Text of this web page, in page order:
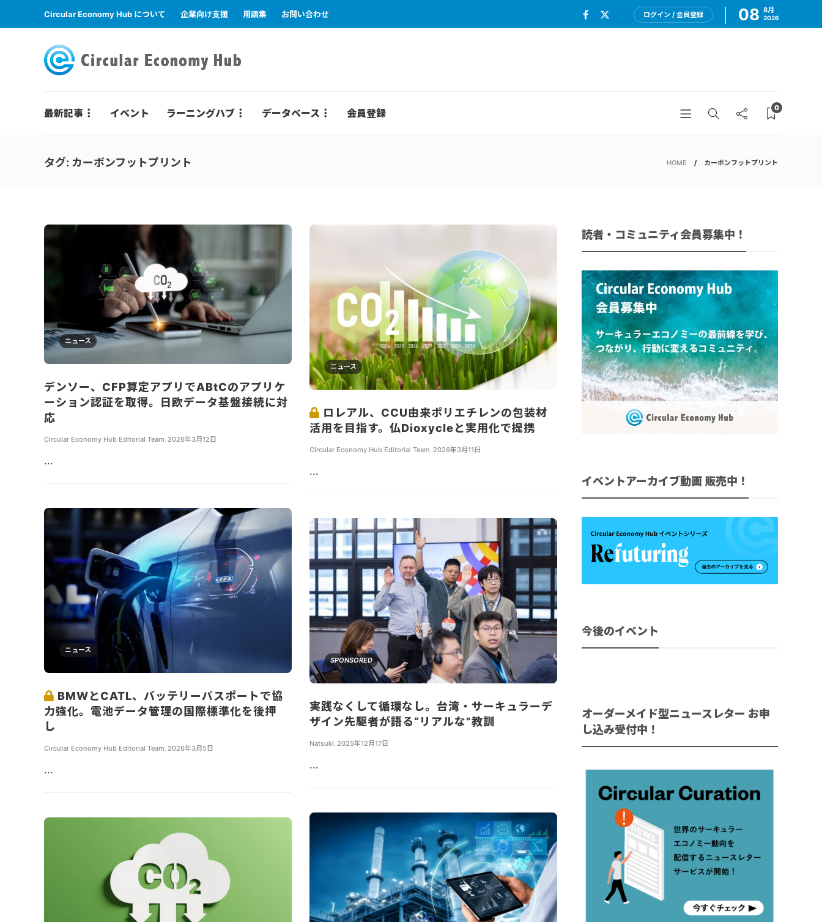
Circular Economy Hub について 企業向け支援 用語集 お問い合わせ ログイン / 会員登録 08 8月
2026
最新記事 イベント ラーニングハブ データベース 会員登録 0
タグ: カーボンフットプリント HOME カーボンフットプリント
ニュース
デンソー、CFP算定アプリでABtCのアプリケ
ーション認証を取得。日欧データ基盤接続に対
応
Circular Economy Hub Editorial Team 2026年3月12日
...
ニュース
ロレアル、CCU由来ポリエチレンの包装材
活用を目指す。仏Dioxycleと実用化で提携
Circular Economy Hub Editorial Team 2026年3月11日
...
ニュース
BMWとCATL、バッテリーパスポートで協
力強化。電池データ管理の国際標準化を後押
し
Circular Economy Hub Editorial Team 2026年3月5日
...
SPONSORED
実践なくして循環なし。台湾・サーキュラーデ
ザイン先駆者が語る“リアルな”教訓
Natsuki 2025年12月17日
...
読者・コミュニティ会員募集中！
イベントアーカイブ動画 販売中！
今後のイベント
オーダーメイド型ニュースレター お申
し込み受付中！